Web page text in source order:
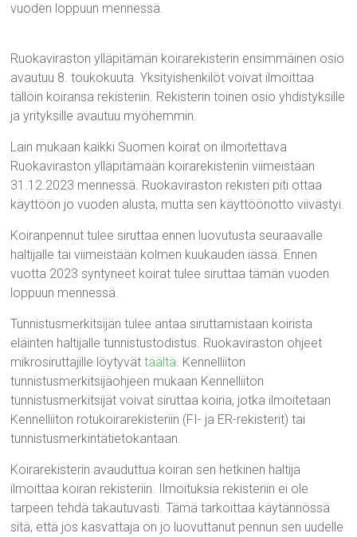
vuoden loppuun mennessä.
Ruokaviraston ylläpitämän koirarekisterin ensimmäinen osio
avautuu 8. toukokuuta. Yksityishenkilöt voivat ilmoittaa
tällöin koiransa rekisteriin. Rekisterin toinen osio yhdistyksille
ja yrityksille avautuu myöhemmin.
Lain mukaan kaikki Suomen koirat on ilmoitettava
Ruokaviraston ylläpitämään koirarekisteriin viimeistään
31.12.2023 mennessä. Ruokaviraston rekisteri piti ottaa
käyttöön jo vuoden alusta, mutta sen käyttöönotto viivästyi.
Koiranpennut tulee siruttaa ennen luovutusta seuraavalle
haltijalle tai viimeistään kolmen kuukauden iässä. Ennen
vuotta 2023 syntyneet koirat tulee siruttaa tämän vuoden
loppuun mennessä.
Tunnistusmerkitsijän tulee antaa siruttamistaan koirista
eläinten haltijalle tunnistustodistus. Ruokaviraston ohjeet
mikrosiruttajille löytyvättäältä. Kennelliiton
tunnistusmerkitsijäohjeen mukaan Kennelliiton
tunnistusmerkitsijät voivat siruttaa koiria, jotka ilmoitetaan
Kennelliiton rotukoirarekisteriin (FI- ja ER-rekisterit) tai
tunnistusmerkintätietokantaan.
Koirarekisterin avauduttua koiran sen hetkinen haltija
ilmoittaa koiran rekisteriin. Ilmoituksia rekisteriin ei ole
tarpeen tehdä takautuvasti. Tämä tarkoittaa käytännössä
sitä, että jos kasvattaja on jo luovuttanut pennun sen uudelle